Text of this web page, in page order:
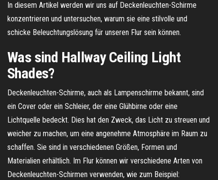
In diesem Artikel werden wir uns auf Deckenleuchten-Schirme
konzentrieren und untersuchen, warum sie eine stilvolle und
schicke Beleuchtungslösung für unseren Flur sein können.
Was sind Hallway Ceiling Light
Shades?
Deckenleuchten-Schirme, auch als Lampenschirme bekannt, sind
ein Cover oder ein Schleier, der eine Glühbirne oder eine
Lichtquelle bedeckt. Dies hat den Zweck, das Licht zu streuen und
weicher zu machen, um eine angenehme Atmosphäre im Raum zu
schaffen. Sie sind in verschiedenen Größen, Formen und
Materialien erhältlich. Im Flur können wir verschiedene Arten von
Deckenleuchten-Schirmen verwenden, wie zum Beispiel: